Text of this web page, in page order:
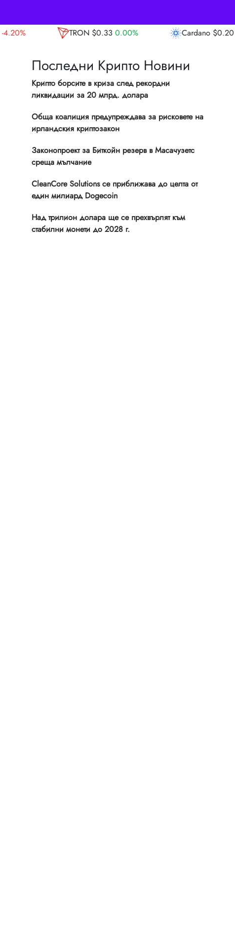
$0.33 Cardano $0.20
Последни Крипто Новини
Крипто борсите в криза след рекордни
ликвидации за 20 млрд. долара
Обща коалиция предупреждава за рисковете на
ирландския криптозакон
Законопроект за Биткойн резерв в Масачузетс
среща мълчание
CleanCore Solutions се приближава до целта от
един милиард Dogecoin
Над трилион долара ще се прехвърлят към
стабилни монети до 2028 г.